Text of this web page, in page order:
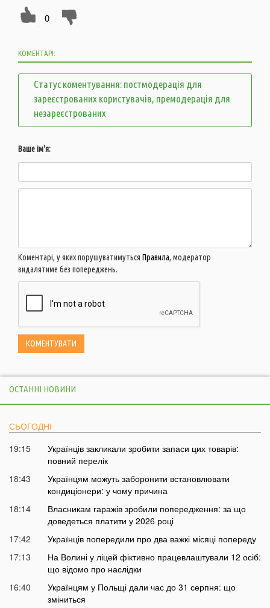
0
КОМЕНТАРІ:
Статус коментування: постмодерація для
зареєстрованих користувачів, премодерація для
незареєстрованих
Ваше ім'я:
Коментарі, у яких порушуватимуться Правила, модератор
видалятиме без попереджень.
ОСТАННІ НОВИНИ
СЬОГОДНІ
19:15
Українців закликали зробити запаси цих товарів:
повний перелік
18:43
Українцям можуть заборонити встановлювати
кондиціонери: у чому причина
18:14
Власникам гаражів зробили попередження: за що
доведеться платити у 2026 році
17:42
Українців попередили про два важкі місяці попереду
17:13
На Волині у ліцей фіктивно працевлаштували 12 осіб:
що відомо про наслідки
16:40
Українцям у Польщі дали час до 31 серпня: що
зміниться